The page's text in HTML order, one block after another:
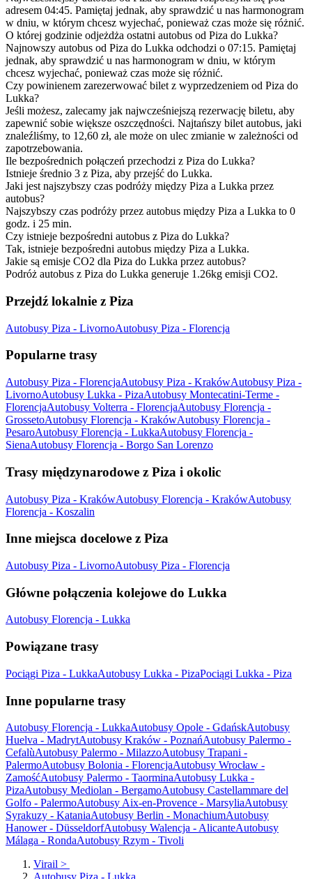
adresem 04:45. Pamiętaj jednak, aby sprawdzić u nas harmonogram
w dniu, w którym chcesz wyjechać, ponieważ czas może się różnić.
O której godzinie odjeżdża ostatni autobus od Piza do Lukka?
Najnowszy autobus od Piza do Lukka odchodzi o 07:15. Pamiętaj
jednak, aby sprawdzić u nas harmonogram w dniu, w którym
chcesz wyjechać, ponieważ czas może się różnić.
Czy powinienem zarezerwować bilet z wyprzedzeniem od Piza do
Lukka?
Jeśli możesz, zalecamy jak najwcześniejszą rezerwację biletu, aby
zapewnić sobie większe oszczędności. Najtańszy bilet autobus, jaki
znaleźliśmy, to 12,60 zł, ale może on ulec zmianie w zależności od
zapotrzebowania.
Ile bezpośrednich połączeń przechodzi z Piza do Lukka?
Istnieje średnio 3 z Piza, aby przejść do Lukka.
Jaki jest najszybszy czas podróży między Piza a Lukka przez
autobus?
Najszybszy czas podróży przez autobus między Piza a Lukka to 0
godz. i 25 min.
Czy istnieje bezpośredni autobus z Piza do Lukka?
Tak, istnieje bezpośredni autobus między Piza a Lukka.
Jakie są emisje CO2 dla Piza do Lukka przez autobus?
Podróż autobus z Piza do Lukka generuje 1.26kg emisji CO2.
Przejdź lokalnie z Piza
Autobusy Piza - LivornoAutobusy Piza - Florencja
Popularne trasy
Autobusy Piza - FlorencjaAutobusy Piza - KrakówAutobusy Piza -
LivornoAutobusy Lukka - PizaAutobusy Montecatini-Terme -
FlorencjaAutobusy Volterra - FlorencjaAutobusy Florencja -
GrossetoAutobusy Florencja - KrakówAutobusy Florencja -
PesaroAutobusy Florencja - LukkaAutobusy Florencja -
SienaAutobusy Florencja - Borgo San Lorenzo
Trasy międzynarodowe z Piza i okolic
Autobusy Piza - KrakówAutobusy Florencja - KrakówAutobusy
Florencja - Koszalin
Inne miejsca docelowe z Piza
Autobusy Piza - LivornoAutobusy Piza - Florencja
Główne połączenia kolejowe do Lukka
Autobusy Florencja - Lukka
Powiązane trasy
Pociągi Piza - LukkaAutobusy Lukka - PizaPociągi Lukka - Piza
Inne popularne trasy
Autobusy Florencja - LukkaAutobusy Opole - GdańskAutobusy
Huelva - MadrytAutobusy Kraków - PoznańAutobusy Palermo -
CefalùAutobusy Palermo - MilazzoAutobusy Trapani -
PalermoAutobusy Bolonia - FlorencjaAutobusy Wrocław -
ZamośćAutobusy Palermo - TaorminaAutobusy Lukka -
PizaAutobusy Mediolan - BergamoAutobusy Castellammare del
Golfo - PalermoAutobusy Aix-en-Provence - MarsyliaAutobusy
Syrakuzy - KataniaAutobusy Berlin - MonachiumAutobusy
Hanower - DüsseldorfAutobusy Walencja - AlicanteAutobusy
Málaga - RondaAutobusy Rzym - Tivoli
Virail >